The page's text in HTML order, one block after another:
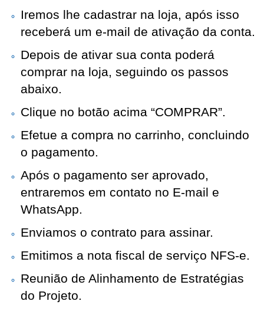
Iremos lhe cadastrar na loja, após isso
receberá um e-mail de ativação da conta.
Depois de ativar sua conta poderá
comprar na loja, seguindo os passos
abaixo.
Clique no botão acima “COMPRAR”.
Efetue a compra no carrinho, concluindo
o pagamento.
Após o pagamento ser aprovado,
entraremos em contato no E-mail e
WhatsApp.
Enviamos o contrato para assinar.
Emitimos a nota fiscal de serviço NFS-e.
Reunião de Alinhamento de Estratégias
do Projeto.